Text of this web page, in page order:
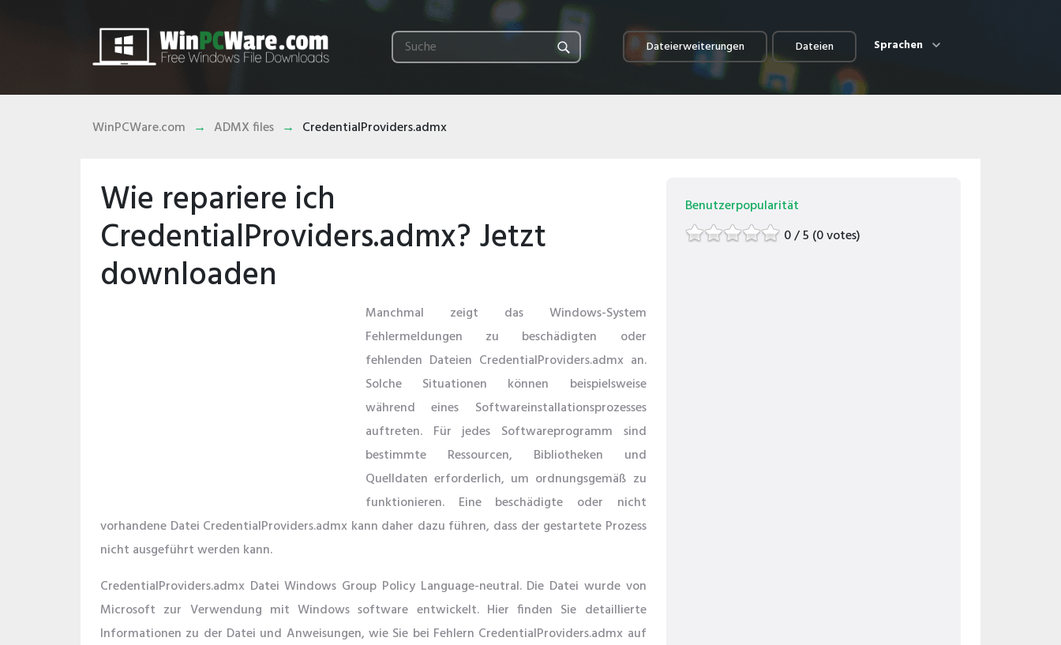
Dateierweiterungen Dateien Sprachen
WinPCWare.com ADMX files CredentialProviders.admx
Wie repariere ich
CredentialProviders.admx? Jetzt
downloaden
Manchmal zeigt das Windows-System
Fehlermeldungen zu beschädigten oder
fehlenden Dateien CredentialProviders.admx an.
Solche Situationen können beispielsweise
während eines Softwareinstallationsprozesses
auftreten. Für jedes Softwareprogramm sind
bestimmte Ressourcen, Bibliotheken und
Quelldaten erforderlich, um ordnungsgemäß zu
funktionieren. Eine beschädigte oder nicht
vorhandene Datei CredentialProviders.admx kann daher dazu führen, dass der gestartete Prozess
nicht ausgeführt werden kann.
CredentialProviders.admx Datei Windows Group Policy Language-neutral. Die Datei wurde von
Microsoft zur Verwendung mit Windows software entwickelt. Hier finden Sie detaillierte
Informationen zu der Datei und Anweisungen, wie Sie bei Fehlern CredentialProviders.admx auf
Benutzerpopularität
0 / 5 (0 votes)